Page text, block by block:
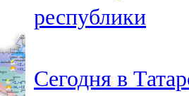
республики
Сегодня в